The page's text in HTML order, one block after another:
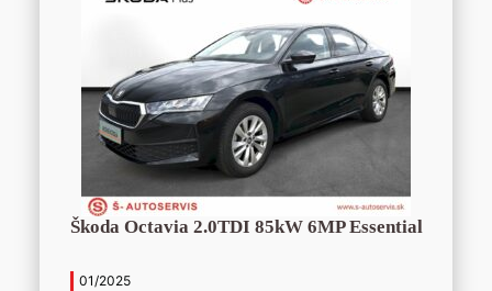
Škoda Octavia 2.0TDI 85kW 6MP Essential
01/2025